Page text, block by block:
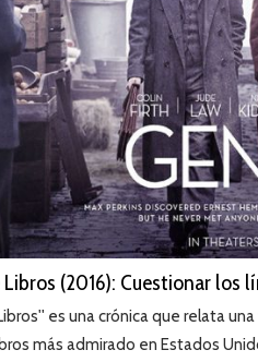
Libros (2016): Cuestionar los
es una crónica que relata
más admirado en Estados